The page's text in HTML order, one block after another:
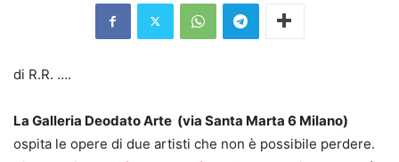
di R.R. ….
La Galleria Deodato Arte (via Santa Marta 6 Milano)
ospita le opere di due artisti che non è possibile perdere.